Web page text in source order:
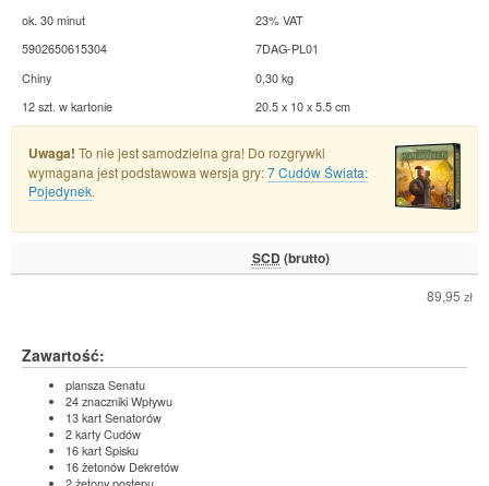
ok. 30 minut
23% VAT
5902650615304
7DAG-PL01
Chiny
0,30 kg
12 szt. w kartonie
20.5 x 10 x 5.5 cm
Uwaga! To nie jest samodzielna gra! Do rozgrywki
wymagana jest podstawowa wersja gry:7 Cudów Świata:
Pojedynek.
SCD (brutto)
89,95 zł
Zawartość:
plansza Senatu
24 znaczniki Wpływu
13 kart Senatorów
2 karty Cudów
16 kart Spisku
16 żetonów Dekretów